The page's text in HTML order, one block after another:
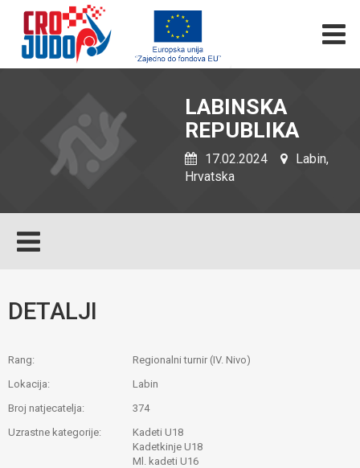
LABINSKA
REPUBLIKA
17.02.2024
Labin,
Hrvatska
DETALJI
Rang:
Regionalni turnir (IV. Nivo)
Lokacija:
Labin
Broj natjecatelja:
374
Uzrastne kategorije:
Kadeti U18
Kadetkinje U18
Ml. kadeti U16